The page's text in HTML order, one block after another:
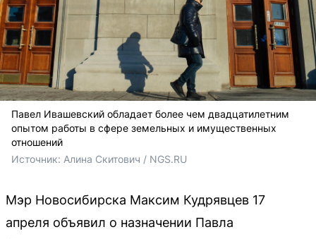
Павел Ивашевский обладает более чем двадцатилетним
опытом работы в сфере земельных и имущественных
отношений
Источник: Алина Скитович / NGS.RU
Мэр Новосибирска Максим Кудрявцев 17
апреля объявил о назначении Павла